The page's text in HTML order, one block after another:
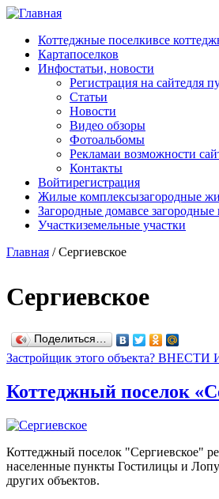
Перейти к основному содержанию
Коттеджные поселкивсе
Картапоселков
Инфостатьи, новости
Регистрация на сайтедля
Статьи
Новости
Видео обзоры
Фотоальбомы
Рекламаи возможности
Контакты
Войтирегистрация
Жилые комплексызагородные
Загородные домавсе загородные
Участкиземельные участки
Главная /Сергиевское
Сергиевское
Поделиться…
Застройщик этого объекта?
Коттеджный поселок
Коттеджный поселок "Сергиевское"
населенные пункты Гостилицы и
других объектов.